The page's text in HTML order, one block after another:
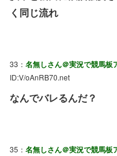
く同じ流れ
33： 名無しさん＠実況で競馬板
ID:V/oAnRB70.net
なんでバレるんだ？
35： 名無しさん＠実況で競馬板